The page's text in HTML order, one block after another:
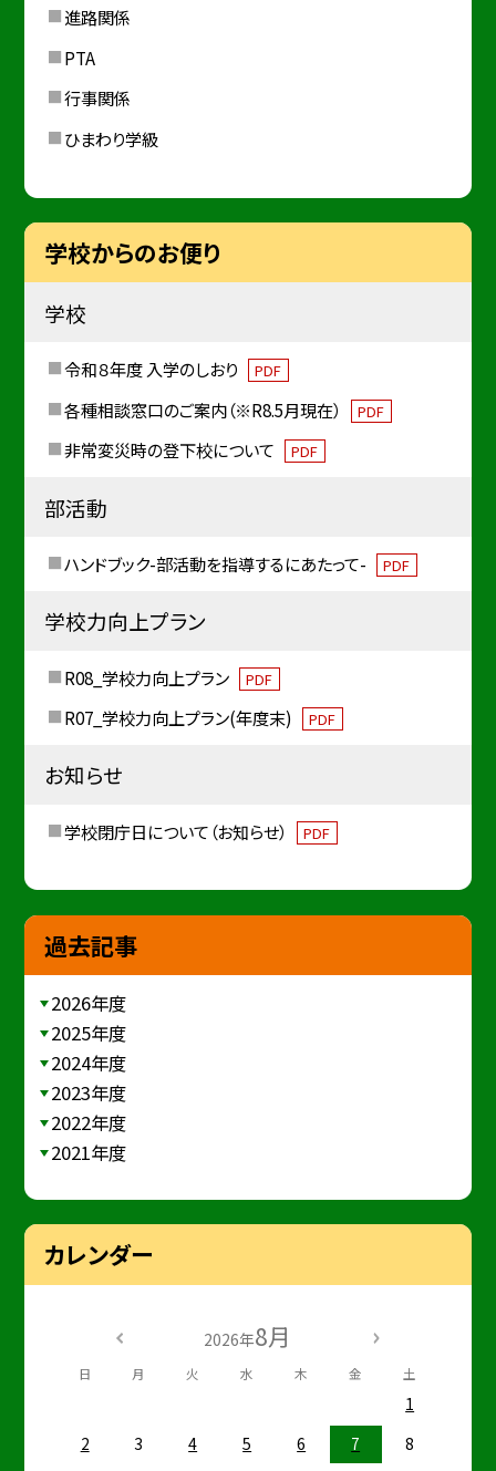
進路関係
PTA
行事関係
ひまわり学級
学校からのお便り
学校
令和８年度 入学のしおり PDF
各種相談窓口のご案内（※R8.5月現在） PDF
非常変災時の登下校について PDF
部活動
ハンドブック-部活動を指導するにあたって- PDF
学校力向上プラン
R08_学校力向上プラン PDF
R07_学校力向上プラン(年度末) PDF
お知らせ
学校閉庁日について（お知らせ） PDF
過去記事
2026年度
2025年度
2024年度
2023年度
2022年度
2021年度
カレンダー
2026年8月
日 月 火 水 木 金 土
1
2
3 4 5 6 7
8